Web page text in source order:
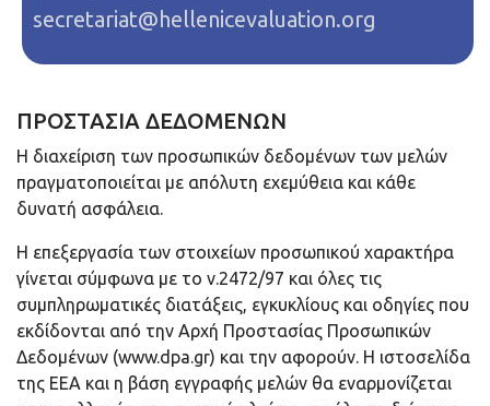
secretariat@hellenicevaluation.org
ΠΡΟΣΤΑΣΙΑ ΔΕΔΟΜΕΝΩΝ
Η διαχείριση των προσωπικών δεδομένων των μελών
πραγματοποιείται με απόλυτη εχεμύθεια και κάθε
δυνατή ασφάλεια.
Η επεξεργασία των στοιχείων προσωπικού χαρακτήρα
γίνεται σύμφωνα με το ν.2472/97 και όλες τις
συμπληρωματικές διατάξεις, εγκυκλίους και οδηγίες που
εκδίδονται από την Αρχή Προστασίας Προσωπικών
Δεδομένων (www.dpa.gr) και την αφορούν. Η ιστοσελίδα
της ΕΕΑ και η βάση εγγραφής μελών θα εναρμονίζεται